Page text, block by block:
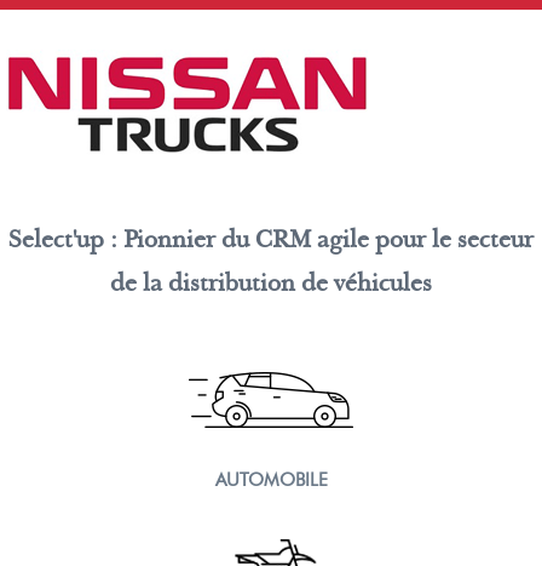
Select'up : Pionnier du CRM agile pour le secteur
de la distribution de véhicules
AUTOMOBILE